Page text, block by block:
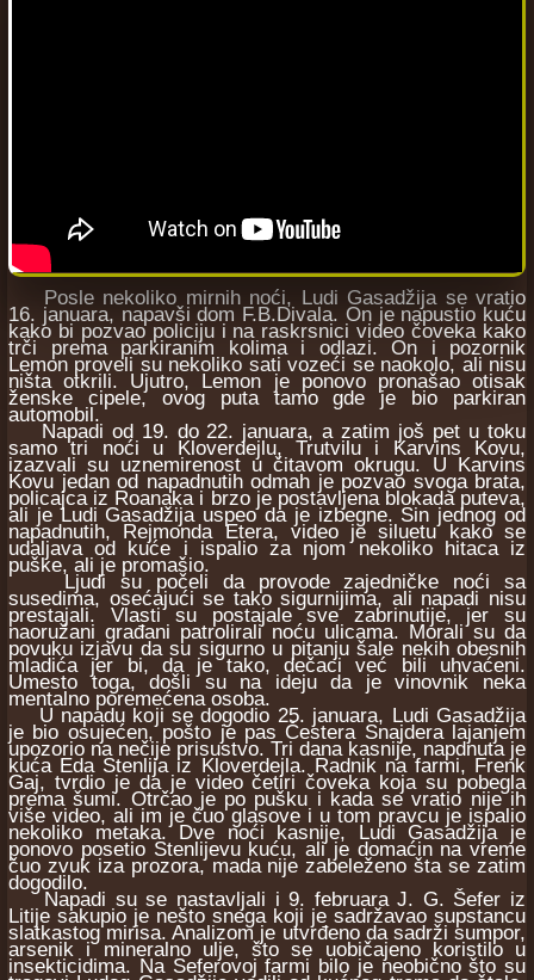
Posle nekoliko mirnih noći, Ludi Gasadžija se vratio
16. januara, napavši dom F.B.Divala. On je napustio kuću
kako bi pozvao policiju i na raskrsnici video čoveka kako
trči prema parkiranim kolima i odlazi. On i pozornik
Lemon proveli su nekoliko sati vozeći se naokolo, ali nisu
ništa otkrili. Ujutro, Lemon je ponovo pronašao otisak
ženske cipele, ovog puta tamo gde je bio parkiran
automobil.
Napadi od 19. do 22. januara, a zatim još pet u toku
samo tri noći u Kloverdejlu, Trutvilu i Karvins Kovu,
izazvali su uznemirenost u čitavom okrugu. U Karvins
Kovu jedan od napadnutih odmah je pozvao svoga brata,
policajca iz Roanaka i brzo je postavljena blokada puteva,
ali je Ludi Gasadžija uspeo da je izbegne. Sin jednog od
napadnutih, Rejmonda Etera, video je siluetu kako se
udaljava od kuće i ispalio za njom nekoliko hitaca iz
puške, ali je promašio.
Ljudi su počeli da provode zajedničke noći sa
susedima, osećajući se tako sigurnijima, ali napadi nisu
prestajali. Vlasti su postajale sve zabrinutije, jer su
naoružani građani patrolirali noću ulicama. Morali su da
povuku izjavu da su sigurno u pitanju šale nekih obesnih
mladića jer bi, da je tako, dečaci već bili uhvaćeni.
Umesto toga, došli su na ideju da je vinovnik neka
mentalno poremećena osoba.
U napadu koji se dogodio 25. januara, Ludi Gasadžija
je bio osujećen, pošto je pas Čestera Snajdera lajanjem
upozorio na nečije prisustvo. Tri dana kasnije, napdnuta je
kuća Eda Stenlija iz Kloverdejla. Radnik na farmi, Frenk
Gaj, tvrdio je da je video četiri čoveka koja su pobegla
prema šumi. Otrčao je po pušku i kada se vratio nije ih
više video, ali im je čuo glasove i u tom pravcu je ispalio
nekoliko metaka. Dve noći kasnije, Ludi Gasadžija je
ponovo posetio Stenlijevu kuću, ali je domaćin na vreme
čuo zvuk iza prozora, mada nije zabeleženo šta se zatim
dogodilo.
Napadi su se nastavljali i 9. februara J. G. Šefer iz
Litije sakupio je nešto snega koji je sadržavao supstancu
slatkastog mirisa. Analizom je utvrđeno da sadrži sumpor,
arsenik i mineralno ulje, što se uobičajeno koristilo u
insekticidima. Na Seferovoj farmi bilo je neobično što su